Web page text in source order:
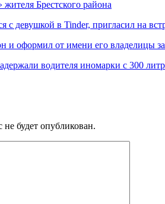
Брестского района
с девушкой в Tinder, пригласил на
и оформил от имени его владелицы
водителя иномарки с 300
будет опубликован.